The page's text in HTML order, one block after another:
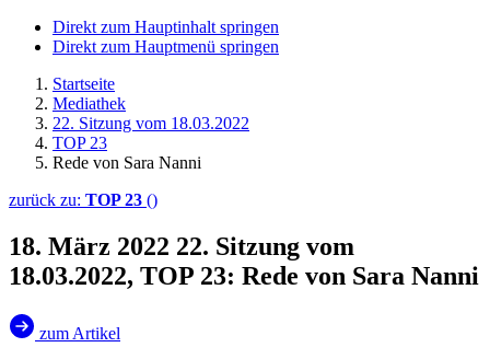
Direkt zum Hauptinhalt springen
Direkt zum Hauptmenü springen
Startseite
Mediathek
22. Sitzung vom 18.03.2022
TOP 23
Rede von Sara Nanni
zurück zu: TOP 23 ()
18. März 2022 22. Sitzung vom
18.03.2022, TOP 23: Rede von Sara Nanni
zum Artikel